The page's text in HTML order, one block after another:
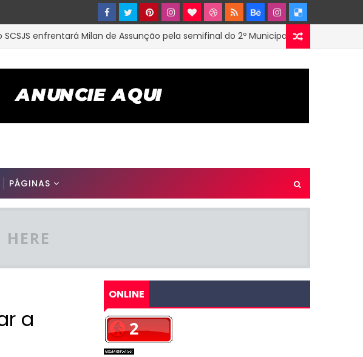
enfrentará Milan de Assunção pela semifinal do 2º Municipal de Futsal em Tenório-
PÁGINAS
a
ONLINE